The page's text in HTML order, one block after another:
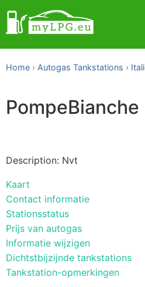
Home Autogas Tankstations
PompeBianche
Description: Nvt
Kaart
Contact informatie
Stationsstatus
Prijs van autogas
Informatie wijzigen
Dichtstbijzijnde tankstations
Tankstation-opmerkingen